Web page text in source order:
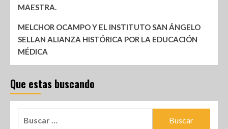
MAESTRA.
MELCHOR OCAMPO Y EL INSTITUTO SAN ÁNGELO
SELLAN ALIANZA HISTÓRICA POR LA EDUCACIÓN
MÉDICA
Que estas buscando